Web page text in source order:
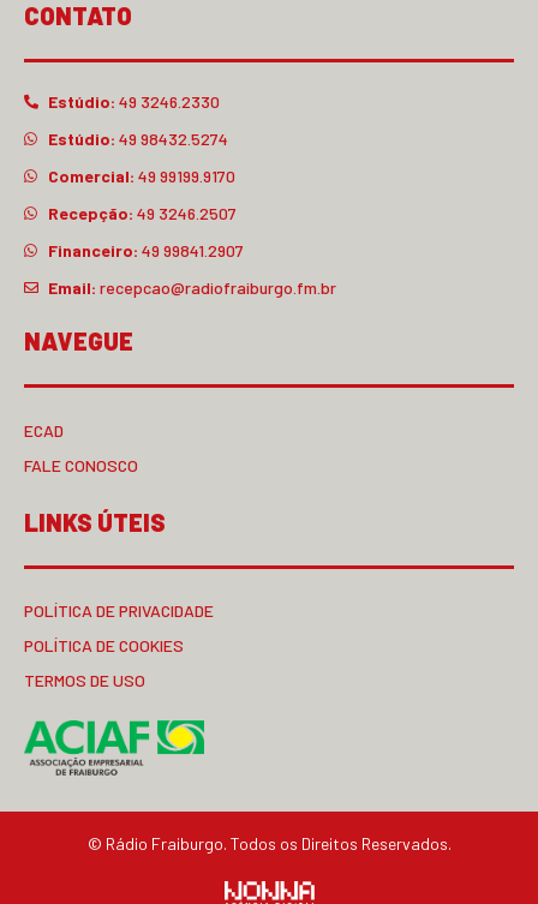
CONTATO
Estúdio: 49 3246.2330
Estúdio: 49 98432.5274
Comercial: 49 99199.9170
Recepção: 49 3246.2507
Financeiro: 49 99841.2907
Email: recepcao@radiofraiburgo.fm.br
NAVEGUE
ECAD
FALE CONOSCO
LINKS ÚTEIS
POLÍTICA DE PRIVACIDADE
POLÍTICA DE COOKIES
TERMOS DE USO
© Rádio Fraiburgo. Todos os Direitos Reservados.